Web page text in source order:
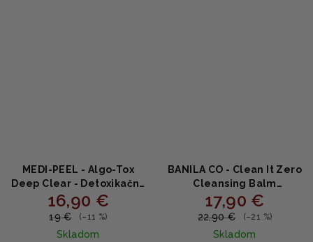
MEDI-PEEL - Algo-Tox
Deep Clear - Detoxikačný
čistiaci gél na tvár 150 ml
16,90 €
19 € (–11 %)
Skladom
BANILA CO - Clean It Zero
Cleansing Balm
Nourishing - výživujúci
balzam na odlíčenie
pleti 100ml
17,90 €
22,90 € (–21 %)
Skladom